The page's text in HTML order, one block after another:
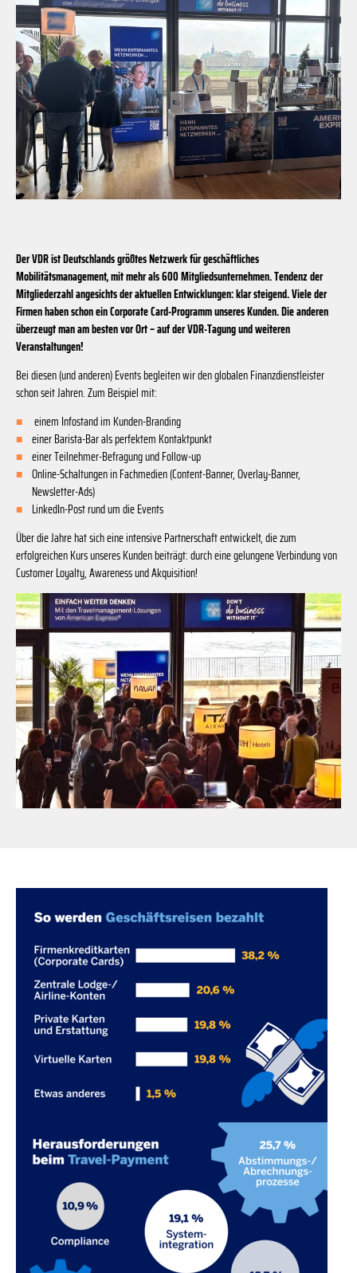
Der VDR ist Deutschlands größtes Netzwerk für geschäftliches
Mobilitätsmanagement, mit mehr als 600 Mitgliedsunternehmen. Tendenz der
Mitgliederzahl angesichts der aktuellen Entwicklungen: klar steigend. Viele der
Firmen haben schon ein Corporate Card-Programm unseres Kunden. Die anderen
überzeugt man am besten vor Ort – auf der VDR-Tagung und weiteren
Veranstaltungen!
Bei diesen (und anderen) Events begleiten wir den globalen Finanzdienstleister
schon seit Jahren. Zum Beispiel mit:
einem Infostand im Kunden-Branding
einer Barista-Bar als perfektem Kontaktpunkt
einerTeilnehmer-Befragung und Follow-up
Online-Schaltungen in Fachmedien (Content-Banner, Overlay-Banner,
Newsletter-Ads)
LinkedIn-Post rund um die Events
Über die Jahre hat sich eine intensive Partnerschaft entwickelt, die zum
erfolgreichen Kurs unseres Kunden beiträgt: durch eine gelungene Verbindung von
Customer Loyalty, Awareness und Akquisition!